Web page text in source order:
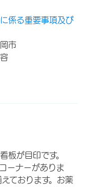
係る重要事項及び
市
板が目印です。
ーナーがありま
ております。お薬